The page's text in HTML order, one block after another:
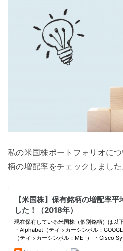
私の米国株ポートフォリオに
柄の増配率をチェックしました